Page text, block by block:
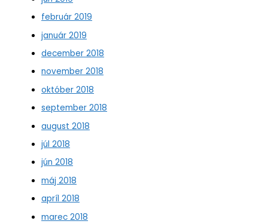
február 2019
január 2019
december 2018
november 2018
október 2018
september 2018
august 2018
júl 2018
jún 2018
máj 2018
apríl 2018
marec 2018